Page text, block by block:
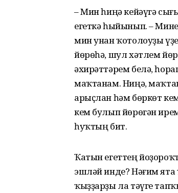
– Мин һиңә кейәүгә
егеткә һыйынып. –
мин унан ҡотолоуҙы
йөрөһә, шул хәтлем
әхирәттәрем белә,
маҡтанам. Ниңә,
арыҫлан һәм бөркөт
кем булып йөрөгән
һуҡтың бит.
Ҡатын егеттең
эшләй инде? Нәғим ята
ҡыҙҙарҙы ла тәүге